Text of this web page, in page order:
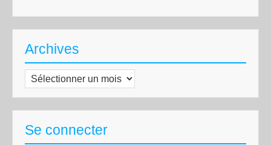
Archives
Archives
Se connecter